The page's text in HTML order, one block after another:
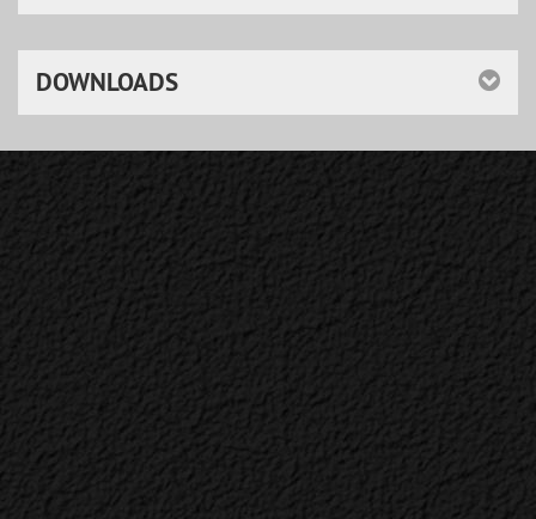
DOWNLOADS